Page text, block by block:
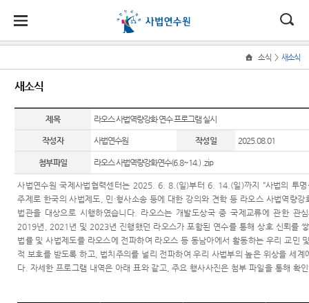
사법
연수
원 소
원장 소
개
주요업
무
연혁
조직
청사안
법관
연수
법관연
수
신임법
관연수
교육·
연수
비법관
연수
법실무
교육
국제사
법협력
교재 등
발간
법교육
소식·
소통
새소식
채용등
공고
사진뉴
스
자료실
연수원
에 바란
다
50주
년 역
사관
50주년
역사관
소식 > 새소식
새소식
제목 라오스 사법역량강화 연수 프로그램 실시
작성자 사법연수원 작성일 2025.08.01
첨부파일 라오스 사법역량강화연수(6.8~14.) .zip
사법연수원 국제사법협력센터는 2025. 6. 8.(일)부터6. 14.(일)까지 “사법의 투
주제로 한국의 사법제도
민 ・형사소송 등에 대한 강의와 견학 등 라오스 사법역량
법관을 대상으로 시행하였습니다
라오스는 개발도상국 중 국제교류에 관한 관
2019년 , 2021 년 및 2023년 진행했던 라오스가 포함된 연수를 통해 상호 신뢰를
법률 및 사법제도를 라오스에 전파하여 라오스 등 동남아에서 활동하는 우리 교민
적 보호를 받도록 하고, 법치주의를 널리 전파하여 우리 사법부의 높은 위상을 세
다 자세한 프로그램 내역은 아래 표와 같고, 주요 행사사진은 첨부 파일을 통해 확
법
원
연
·
수
소
·
소
통
50
주
년
역
사
관